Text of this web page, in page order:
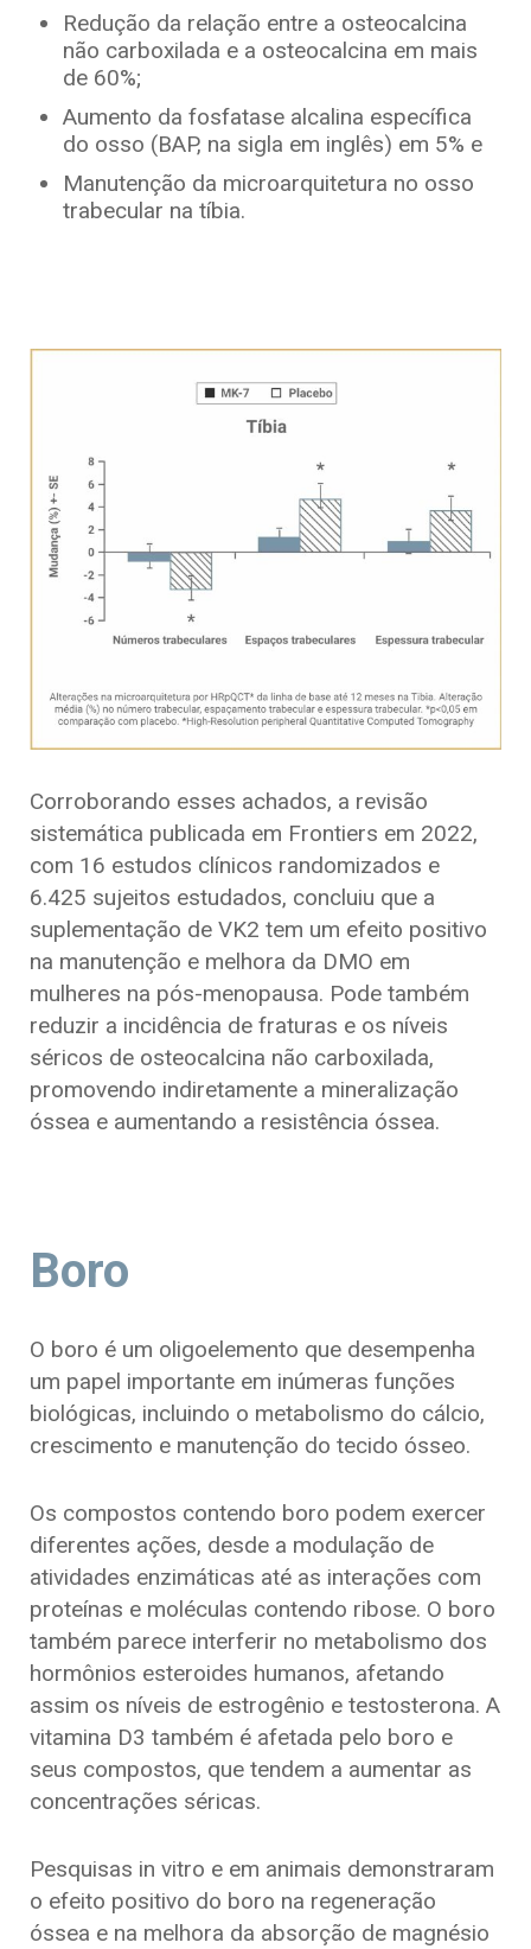
Redução da relação entre a osteocalcina
não carboxilada e a osteocalcina em mais
de 60%;
Aumento da fosfatase alcalina específica
do osso (BAP, na sigla em inglês) em 5% e
Manutenção da microarquitetura no osso
trabecular na tíbia.
Corroborando esses achados, a revisão
sistemática publicada em Frontiers em 2022,
com 16 estudos clínicos randomizados e
6.425 sujeitos estudados, concluiu que a
suplementação de VK2 tem um efeito positivo
na manutenção e melhora da DMO em
mulheres na pós-menopausa. Pode também
reduzir a incidência de fraturas e os níveis
séricos de osteocalcina não carboxilada,
promovendo indiretamente a mineralização
óssea e aumentando a resistência óssea.
Boro
O boro é um oligoelemento que desempenha
um papel importante em inúmeras funções
biológicas, incluindo o metabolismo do cálcio,
crescimento e manutenção do tecido ósseo.
Os compostos contendo boro podem exercer
diferentes ações, desde a modulação de
atividades enzimáticas até as interações com
proteínas e moléculas contendo ribose. O boro
também parece interferir no metabolismo dos
hormônios esteroides humanos, afetando
assim os níveis de estrogênio e testosterona. A
vitamina D3 também é afetada pelo boro e
seus compostos, que tendem a aumentar as
concentrações séricas.
Pesquisas in vitro e em animais demonstraram
o efeito positivo do boro na regeneração
óssea e na melhora da absorção de magnésio